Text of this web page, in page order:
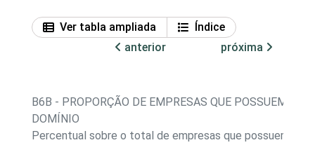
Ver tabla ampliada
Índice
anterior
próxima
B6B - PROPORÇÃO DE EMPRESAS QUE POSSUEM
DOMÍNIO
Percentual sobre o total de empresas que possuem